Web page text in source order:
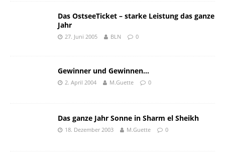
Das OstseeTicket – starke Leistung das ganze
Jahr
27. Juni 2005 BLN 0
Gewinner und Gewinnen…
2. April 2004 M.Guette 0
Das ganze Jahr Sonne in Sharm el Sheikh
18. Dezember 2003 M.Guette 0